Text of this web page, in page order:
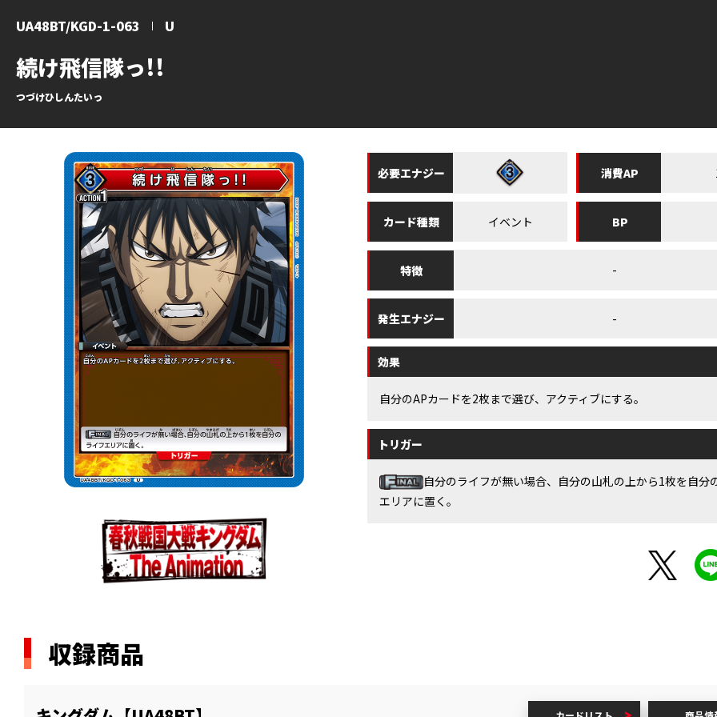
続け飛信隊っ!!
つづけひしんたいっ
UA48BT/KGD-1-063 U
必要エナジー 消費AP
カード種類 イベント BP
特徴 -
発生エナジー -
効果
自分のAPカードを2枚まで選び、アクティブにする。
トリガー
自分のライフが無い場合、自分の山札の上から1枚を自分
エリアに置く。
収録商品